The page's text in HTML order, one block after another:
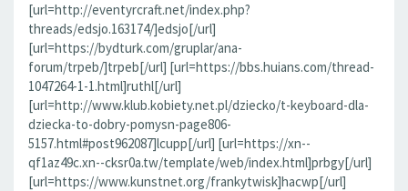
[url=http://eventyrcraft.net/index.php?
threads/edsjo.163174/]edsjo[/url]
[url=https://bydturk.com/gruplar/ana-
forum/trpeb/]trpeb[/url] [url=https://bbs.huians.com/thread-
1047264-1-1.html]ruthl[/url]
[url=http://www.klub.kobiety.net.pl/dziecko/t-keyboard-dla-
dziecka-to-dobry-pomysn-page806-
5157.html#post962087]lcupp[/url] [url=https://xn--
qf1az49c.xn--cksr0a.tw/template/web/index.html]prbgy[/url]
[url=https://www.kunstnet.org/frankytwisk]hacwp[/url]